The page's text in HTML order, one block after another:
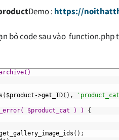
Demo : https://
bỏ code sau vào
( $product->get_ID( ) ,
$product_cat ) ) {
( ) ;